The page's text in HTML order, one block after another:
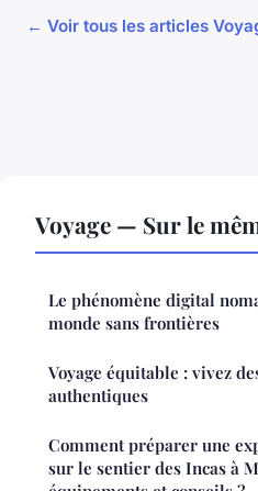
← Voir tous les articles
Voyage — Sur le
Le phénomène digital
monde sans frontières
Voyage équitable : vivez
authentiques
Comment préparer une
sur le sentier des Incas à